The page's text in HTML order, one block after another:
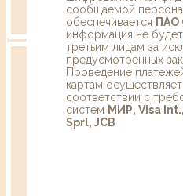
сообщаемой
обеспечивается ПАО
информация не
третьим лицам за
предусмотренных
Проведение
картам
соответствии с
систем МИР, Visa
Sprl, JCB